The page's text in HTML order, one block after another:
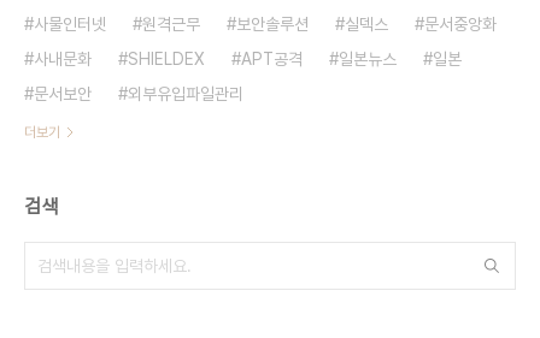
사물인터넷
원격근무 보안솔루션 실덱스
문서중앙화
사내문화
SHIELDEX APT공격 일본뉴스
일본
문서보안
외부유입파일관리
더보기
검색